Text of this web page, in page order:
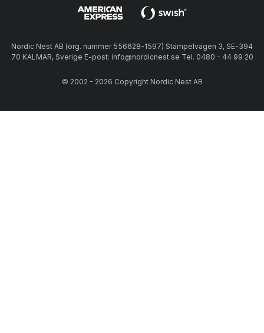
Nordic Nest AB (org. nummer 556628-1597) Stämpelvägen 3, SE-394
70 KALMAR, Sverige E-post: info@nordicnest.se Tel. 0480 - 44 99 20
© 2002 - 2026 Copyright Nordic Nest AB